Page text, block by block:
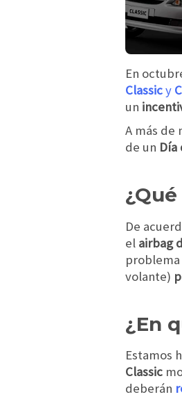
En
Classicy
un
A más de
de un Día
De
el airbag
volante)
¿En
Estamos
Classic
deberán